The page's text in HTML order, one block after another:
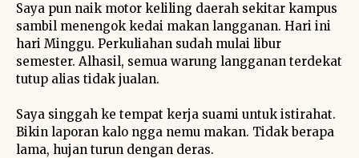
Saya pun naik motor keliling daerah sekitar kampus
sambil menengok kedai makan langganan. Hari ini
hari Minggu. Perkuliahan sudah mulai libur
semester. Alhasil, semua warung langganan terdekat
tutup alias tidak jualan.
Saya singgah ke tempat kerja suami untuk istirahat.
Bikin laporan kalo ngga nemu makan. Tidak berapa
lama, hujan turun dengan deras.